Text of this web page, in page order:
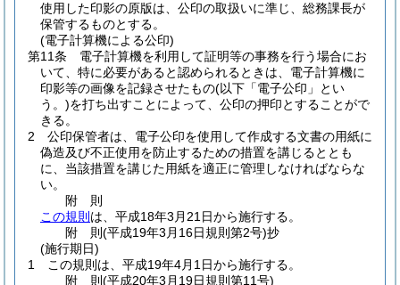
使用した印影の原版は、公印の取扱いに準じ、総務課長が
保管するものとする。
(電子計算機による公印)
第11条
電子計算機を利用して証明等の事務を行う場合にお
いて、特に必要があると認められるときは、電子計算機に
印影等の画像を記録させたもの(以下「電子公印」とい
う。)を打ち出すことによって、公印の押印とすることがで
きる。
2
公印保管者は、電子公印を使用して作成する文書の用紙に
偽造及び不正使用を防止するための措置を講じるととも
に、当該措置を講じた用紙を適正に管理しなければならな
い。
附 則
この規則 は、平成18年3月21日から施行する。
附 則(平成19年3月16日規則第2号)抄
(施行期日)
1
この規則は、平成19年4月1日から施行する。
附 則(平成20年3月19日規則第11号)